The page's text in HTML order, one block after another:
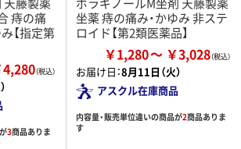
痔の痛
【指定第
4,280
3商品ありま
坐薬 痔の痛み・かゆみ 非ステ
ロイド【第2類医薬品】
￥1,280 ￥3,028
お届け日：8月11日（火）
アスクル在庫商品
内容量・販売単位違いの商品が2商品ありま
す